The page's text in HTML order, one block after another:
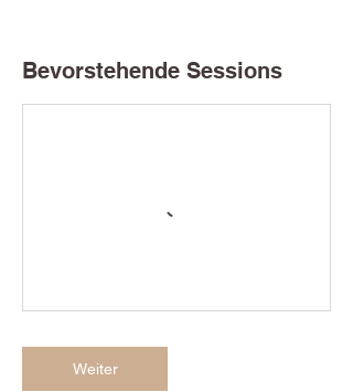
Bevorstehende Sessions
Weiter